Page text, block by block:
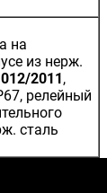
на
из нерж.
2011 ,
релейный
сталь